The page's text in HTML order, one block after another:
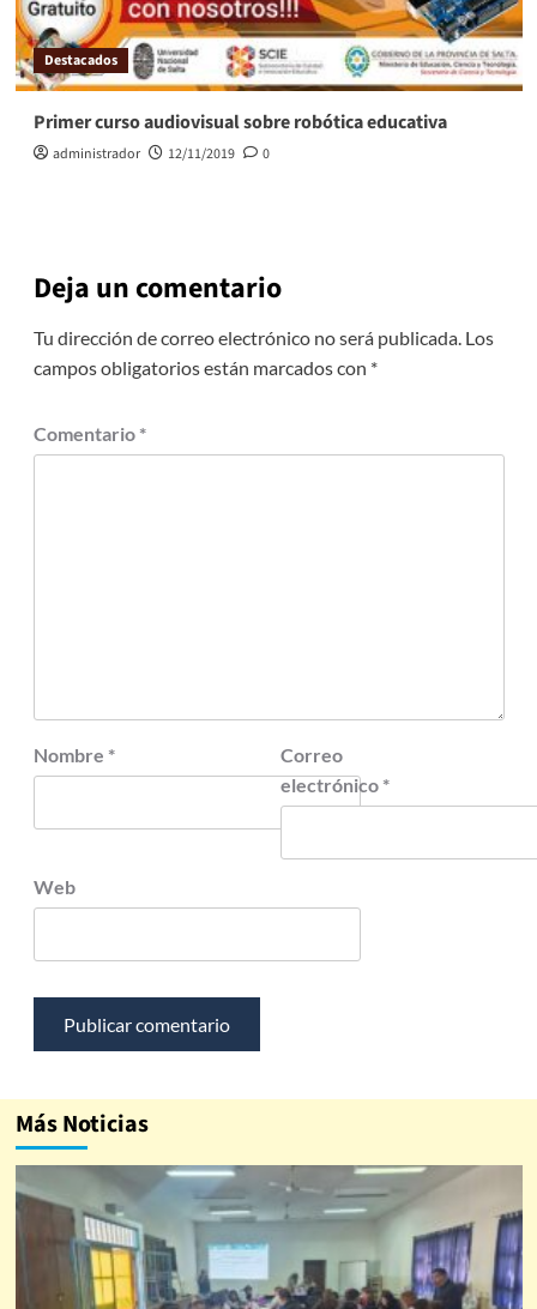
Destacados
Primer curso audiovisual sobre robótica educativa
administrador 12/11/2019 0
Deja un comentario
Tu dirección de correo electrónico no será publicada. Los
campos obligatorios están marcados con *
Comentario *
Nombre *
Correo
electrónico *
Web
Más Noticias